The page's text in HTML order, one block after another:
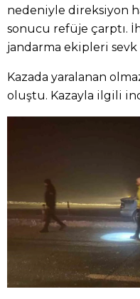
nedeniyle direksiyon
sonucu refüje çarptı.
jandarma ekipleri
Kazada yaralanan
oluştu. Kazayla ilgili